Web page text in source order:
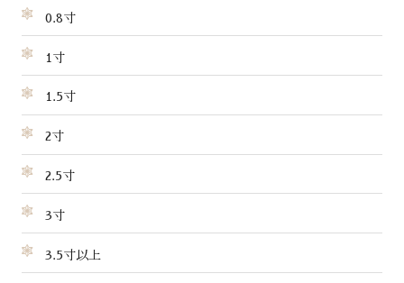
0.8寸
1寸
1.5寸
2寸
2.5寸
3寸
3.5寸以上